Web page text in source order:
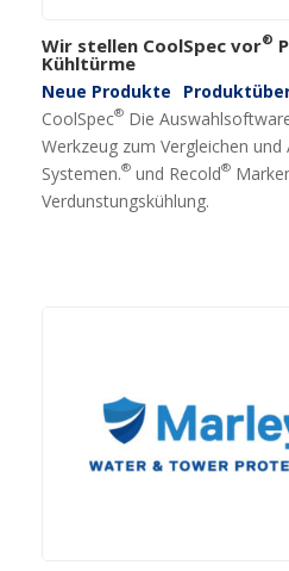
Wir stellen CoolSpec vor®
Kühltürme
Neue Produkte
CoolSpec®Die
Werkzeug zum Vergleichen
Systemen.®und Recold®
Verdunstungskühlung.